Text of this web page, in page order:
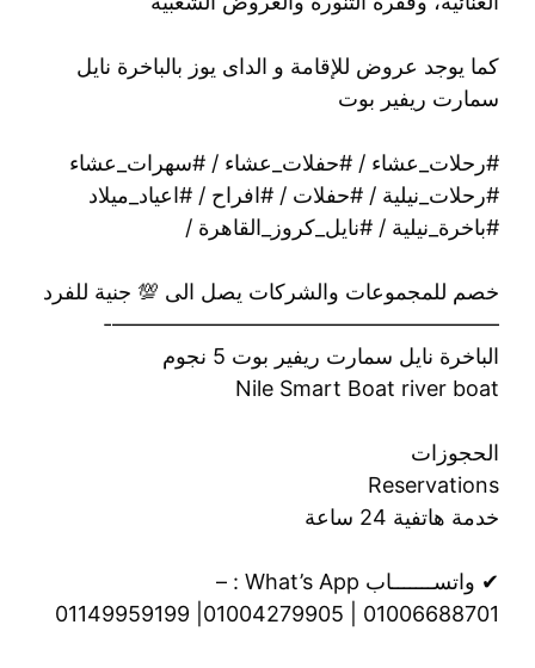
كما يوجد عروض للإقامة و الداى يوز بالباخرة نايل
سمارت ريفير بوت
#رحلات_عشاء / #حفلات_عشاء / #سهرات_عشاء
#رحلات_نيلية / #حفلات / #افراح / #اعياد_ميلاد
#باخرة_نيلية / #نايل_كروز_القاهرة /
خصم للمجموعات والشركات يصل الى 💯 جنية للفرد
——————————————————-
الباخرة نايل سمارت ريفير بوت 5 نجوم
Nile Smart Boat river boat
الحجوزات
Reservations
خدمة هاتفية 24 ساعة
✔ واتســـــــاب What’s App : –
01006688701 | 01004279905| 01149959199